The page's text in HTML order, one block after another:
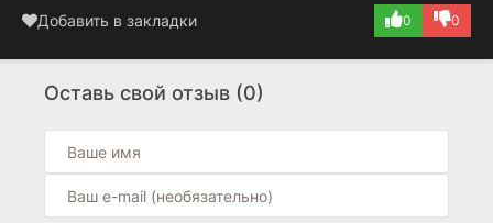
Добавить в закладки 0 0
Оставь свой отзыв (0)